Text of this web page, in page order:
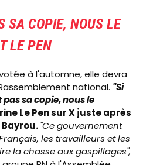
SA COPIE, NOUS LE
LE PEN
à l'automne, elle devra
national. "Si
sa copie, nous le
Le Pen sur X juste après
"Ce gouvernement
les travailleurs et les
la chasse aux gaspillages",